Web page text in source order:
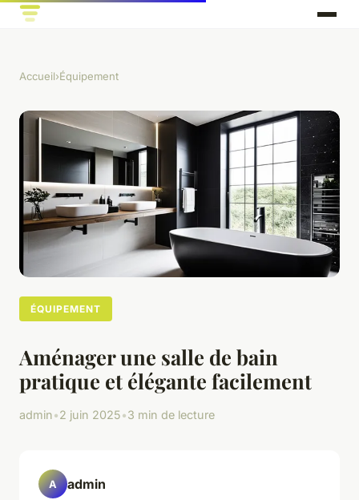
Accueil›Équipement
ÉQUIPEMENT
Aménager une salle de bain
pratique et élégante facilement
admin•2 juin 2025•3 min de lecture
A admin